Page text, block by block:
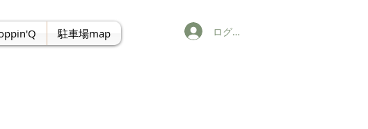
駐車場map ログイン